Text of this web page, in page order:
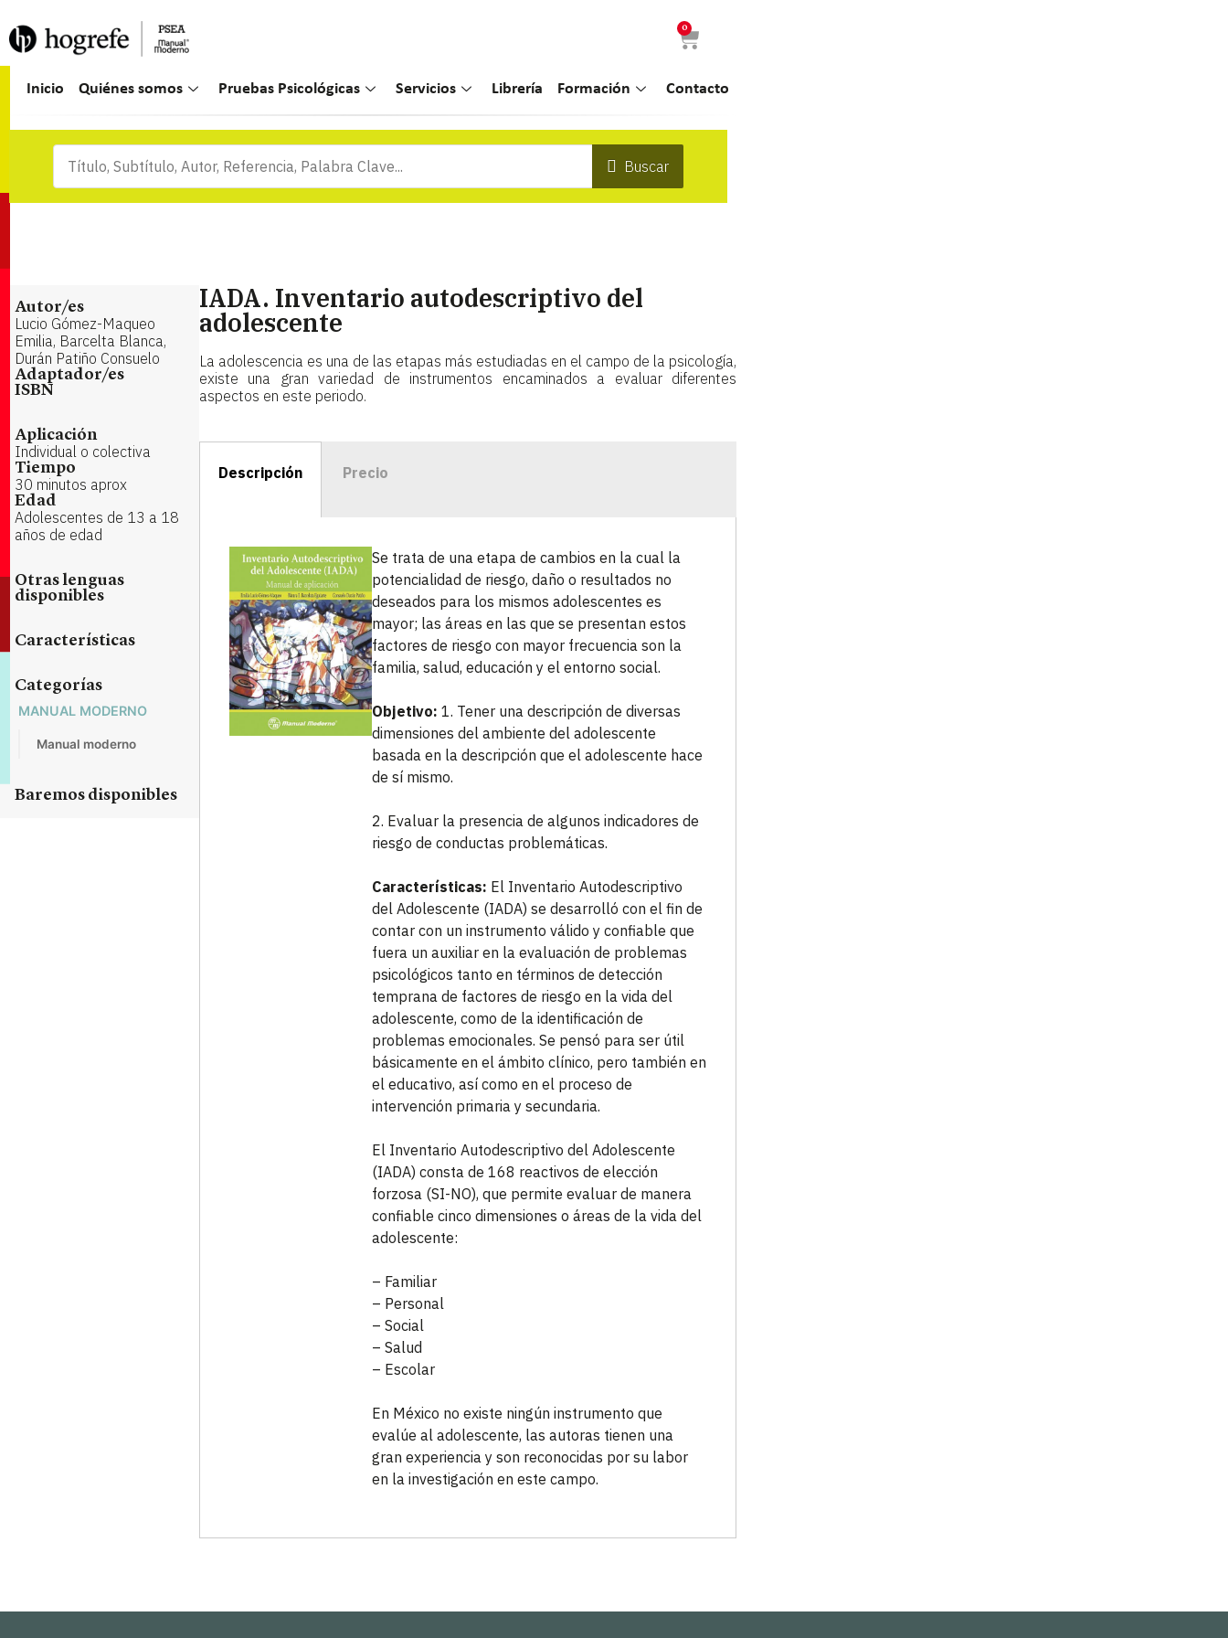
0
Inicio Quiénes somos Pruebas Psicológicas Servicios Librería Formación Contacto
Buscar
Autor/es
Lucio Gómez-Maqueo
Emilia, Barcelta Blanca,
Durán Patiño Consuelo
Adaptador/es
ISBN
Aplicación
Individual o colectiva
Tiempo
30 minutos aprox
Edad
Adolescentes de 13 a 18
años de edad
Otras lenguas
disponibles
Características
Categorías
MANUAL MODERNO
Manual moderno
Baremos disponibles
IADA. Inventario autodescriptivo del
adolescente
La adolescencia es una de las etapas más estudiadas en el campo de la psicología,
existe una gran variedad de instrumentos encaminados a evaluar diferentes
aspectos en este periodo.
Descripción Precio
Se trata de una etapa de cambios en la cual la
potencialidad de riesgo, daño o resultados no
deseados para los mismos adolescentes es
mayor; las áreas en las que se presentan estos
factores de riesgo con mayor frecuencia son la
familia, salud, educación y el entorno social.
Objetivo: 1. Tener una descripción de diversas
dimensiones del ambiente del adolescente
basada en la descripción que el adolescente hace
de sí mismo.
2. Evaluar la presencia de algunos indicadores de
riesgo de conductas problemáticas.
Características: El Inventario Autodescriptivo
del Adolescente (IADA) se desarrolló con el fin de
contar con un instrumento válido y confiable que
fuera un auxiliar en la evaluación de problemas
psicológicos tanto en términos de detección
temprana de factores de riesgo en la vida del
adolescente, como de la identificación de
problemas emocionales. Se pensó para ser útil
básicamente en el ámbito clínico, pero también en
el educativo, así como en el proceso de
intervención primaria y secundaria.
El Inventario Autodescriptivo del Adolescente
(IADA) consta de 168 reactivos de elección
forzosa (SI-NO), que permite evaluar de manera
confiable cinco dimensiones o áreas de la vida del
adolescente:
– Familiar
– Personal
– Social
– Salud
– Escolar
En México no existe ningún instrumento que
evalúe al adolescente, las autoras tienen una
gran experiencia y son reconocidas por su labor
en la investigación en este campo.